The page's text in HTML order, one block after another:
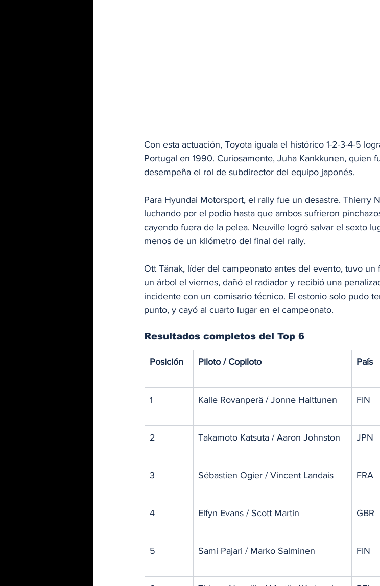
Con esta actuación, Toyota iguala el histórico 1-2-3-4-5
Portugal en 1990. Curiosamente, Juha Kankkunen, quien
desempeña el rol de subdirector del equipo japonés.
Para Hyundai Motorsport, el rally fue un desastre. Thierry
luchando por el podio hasta que ambos sufrieron
cayendo fuera de la pelea. Neuville logró salvar el sexto
menos de un kilómetro del final del rally.
Ott Tänak, líder del campeonato antes del evento, tuvo
un árbol el viernes, dañó el radiador y recibió una
incidente con un comisario técnico. El estonio solo pudo
punto, y cayó al cuarto lugar en el campeonato.
Resultados completos del Top 6
Posición Piloto / Copiloto País
1 Kalle Rovanperä / Jonne Halttunen FIN
2 Takamoto Katsuta / Aaron Johnston JPN
3 Sébastien Ogier / Vincent Landais FRA
4 Elfyn Evans / Scott Martin GBR
5 Sami Pajari / Marko Salminen FIN